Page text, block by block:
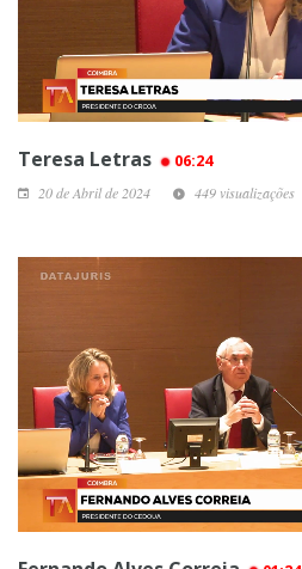
Teresa Letras 06:24
20 de Abril de 2024 449 visualizações